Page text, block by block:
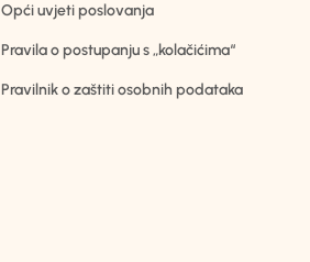
Opći uvjeti poslovanja
Pravila o postupanju s „kolačićima“
Pravilnik o zaštiti osobnih podataka